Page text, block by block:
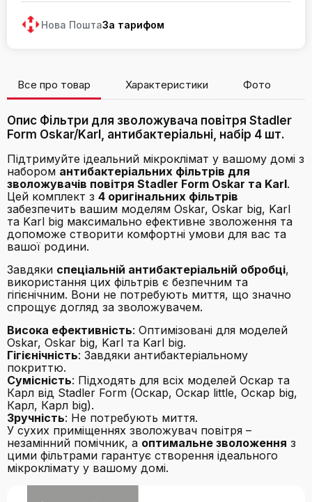
Нова ПоштаЗа тарифом
Все про товар Характеристики Фото
Опис Фільтри для зволожувача повітря Stadler
Form Oskar/Karl, антибактеріальні, набір 4 шт.
Підтримуйте ідеальний мікроклімат у вашому домі з
набором антибактеріальних фільтрів для
зволожувачів повітря Stadler Form Oskar та Karl.
Цей комплект з 4 оригінальних фільтрів
забезпечить вашим моделям Oskar, Oskar big, Karl
та Karl big максимально ефективне зволоження та
допоможе створити комфортні умови для вас та
вашої родини.
Завдяки спеціальній антибактеріальній обробці,
використання цих фільтрів є безпечним та
гігієнічним. Вони не потребують миття, що значно
спрощує догляд за зволожувачем.
Висока ефективність: Оптимізовані для моделей
Oskar, Oskar big, Karl та Karl big.
Гігієнічність: Завдяки антибактеріальному
покриттю.
Сумісність: Підходять для всіх моделей Оскар та
Карл від Stadler Form (Оскар, Оскар little, Оскар big,
Карл, Карл big).
Зручність: Не потребують миття.
У сухих приміщеннях зволожувач повітря –
незамінний помічник, а оптимальне зволоження з
цими фільтрами гарантує створення ідеального
мікроклімату у вашому домі.